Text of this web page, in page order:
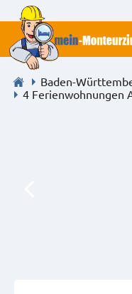
Baden-
4 Ferienwohnungen